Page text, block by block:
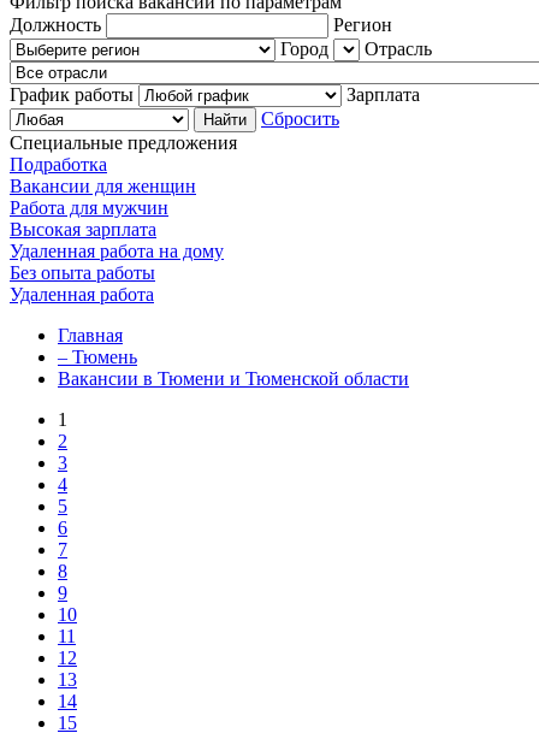
Должность
Регион
Город
Отрасль
График работы
Зарплата
Сбросить
Специальные предложения
Подработка
Вакансии для женщин
Работа для мужчин
Высокая зарплата
Удаленная работа на дому
Без опыта работы
Удаленная работа
Главная
– Тюмень
Вакансии в Тюмени и Тюменской области
1
2
3
4
5
6
7
8
9
10
11
12
13
14
15